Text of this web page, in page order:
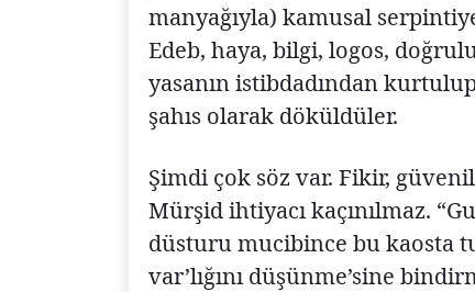
manyağıyla) kamusal
Edeb, haya, bilgi, logos,
yasanın istibdadından
şahıs olarak döküldüler.
Şimdi çok söz var. Fikir,
Mürşid ihtiyacı kaçınılmaz.
düsturu mucibince bu kaosta
var’lığını düşünme’sine